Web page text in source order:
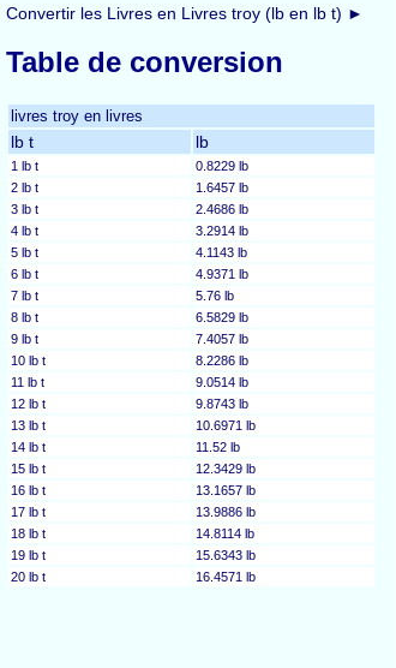
Convertir les Livres en Livres troy (lb en lb t) ►
Table de conversion
livres troy en livres
lb t lb
1 lb t
0.8229 lb
2 lb t
1.6457 lb
3 lb t
2.4686 lb
4 lb t
3.2914 lb
5 lb t
4.1143 lb
6 lb t
4.9371 lb
7 lb t
5.76 lb
8 lb t
6.5829 lb
9 lb t
7.4057 lb
10 lb t
8.2286 lb
11 lb t
9.0514 lb
12 lb t
9.8743 lb
13 lb t
10.6971 lb
14 lb t
11.52 lb
15 lb t
12.3429 lb
16 lb t
13.1657 lb
17 lb t
13.9886 lb
18 lb t
14.8114 lb
19 lb t
15.6343 lb
20 lb t
16.4571 lb